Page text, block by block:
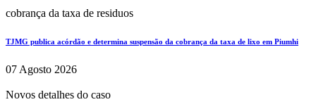
cobrança da taxa de residuos
TJMG publica acórdão e determina suspensão da cobrança da taxa de lixo em Piumhi
07 Agosto 2026
Novos detalhes do caso